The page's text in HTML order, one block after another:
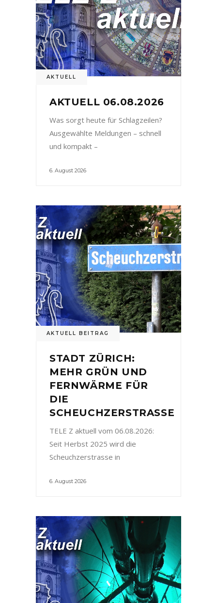
AKTUELL
AKTUELL 06.08.2026
Was sorgt heute für Schlagzeilen?
Ausgewählte Meldungen – schnell
und kompakt –
6. August 2026
AKTUELL BEITRAG
STADT ZÜRICH:
MEHR GRÜN UND
FERNWÄRME FÜR
DIE
SCHEUCHZERSTRASSE
TELE Z aktuell vom 06.08.2026:
Seit Herbst 2025 wird die
Scheuchzerstrasse in
6. August 2026